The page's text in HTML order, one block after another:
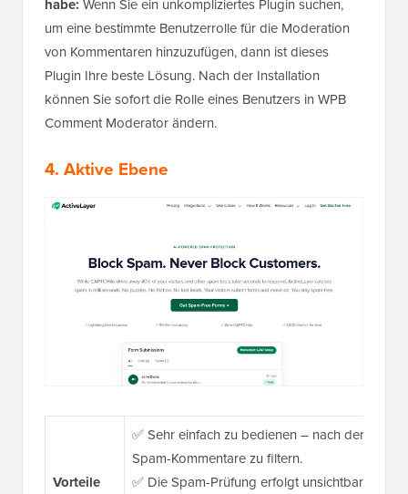
habe: Wenn Sie ein unkompliziertes Plugin suchen,
um eine bestimmte Benutzerrolle für die Moderation
von Kommentaren hinzuzufügen, dann ist dieses
Plugin Ihre beste Lösung. Nach der Installation
können Sie sofort die Rolle eines Benutzers in WPB
Comment Moderator ändern.
4. Aktive Ebene
Vorteile
✅ Sehr einfach zu bedienen – nach der
Spam-Kommentare zu filtern.
✅ Die Spam-Prüfung erfolgt unsichtbar im